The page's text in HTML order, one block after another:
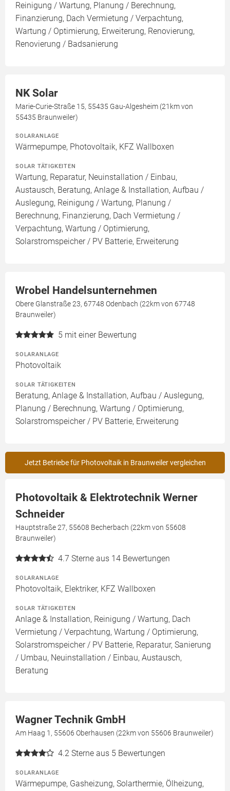
Reinigung / Wartung, Planung / Berechnung,
Finanzierung, Dach Vermietung / Verpachtung,
Wartung / Optimierung, Erweiterung, Renovierung,
Renovierung / Badsanierung
NK Solar
Marie-Curie-Straße 15, 55435 Gau-Algesheim (21km von
55435 Braunweiler)
SOLARANLAGE
Wärmepumpe, Photovoltaik, KFZ Wallboxen
SOLAR TÄTIGKEITEN
Wartung, Reparatur, Neuinstallation / Einbau,
Austausch, Beratung, Anlage & Installation, Aufbau /
Auslegung, Reinigung / Wartung, Planung /
Berechnung, Finanzierung, Dach Vermietung /
Verpachtung, Wartung / Optimierung,
Solarstromspeicher / PV Batterie, Erweiterung
Wrobel Handelsunternehmen
Obere Glanstraße 23, 67748 Odenbach (22km von 67748
Braunweiler)
5 mit einer Bewertung
SOLARANLAGE
Photovoltaik
SOLAR TÄTIGKEITEN
Beratung, Anlage & Installation, Aufbau / Auslegung,
Planung / Berechnung, Wartung / Optimierung,
Solarstromspeicher / PV Batterie, Erweiterung
Jetzt Betriebe für Photovoltaik in Braunweiler vergleichen
Photovoltaik & Elektrotechnik Werner
Schneider
Hauptstraße 27, 55608 Becherbach (22km von 55608
Braunweiler)
4.7 Sterne aus 14 Bewertungen
SOLARANLAGE
Photovoltaik, Elektriker, KFZ Wallboxen
SOLAR TÄTIGKEITEN
Anlage & Installation, Reinigung / Wartung, Dach
Vermietung / Verpachtung, Wartung / Optimierung,
Solarstromspeicher / PV Batterie, Reparatur, Sanierung
/ Umbau, Neuinstallation / Einbau, Austausch,
Beratung
Wagner Technik GmbH
Am Haag 1, 55606 Oberhausen (22km von 55606 Braunweiler)
4.2 Sterne aus 5 Bewertungen
SOLARANLAGE
Wärmepumpe, Gasheizung, Solarthermie, Ölheizung,